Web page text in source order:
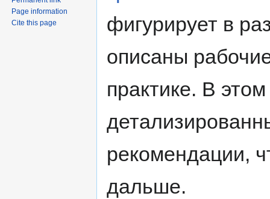
фигурирует в
описаны
практике. В
рекомендации,
дальше.
Page information
Cite this page